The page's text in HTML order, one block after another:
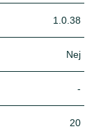
1.0.38
Nej
-
20